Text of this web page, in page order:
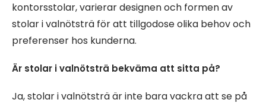
kontorsstolar, varierar designen och formen av
stolar i valnötsträ för att tillgodose olika behov och
preferenser hos kunderna.
Är stolar i valnötsträ bekväma att sitta på?
Ja, stolar i valnötsträ är inte bara vackra att se på